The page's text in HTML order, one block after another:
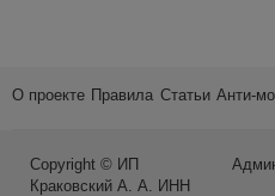
О проекте Правила Статьи Анти-
Copyright © ИП
Краковский А. А. ИНН